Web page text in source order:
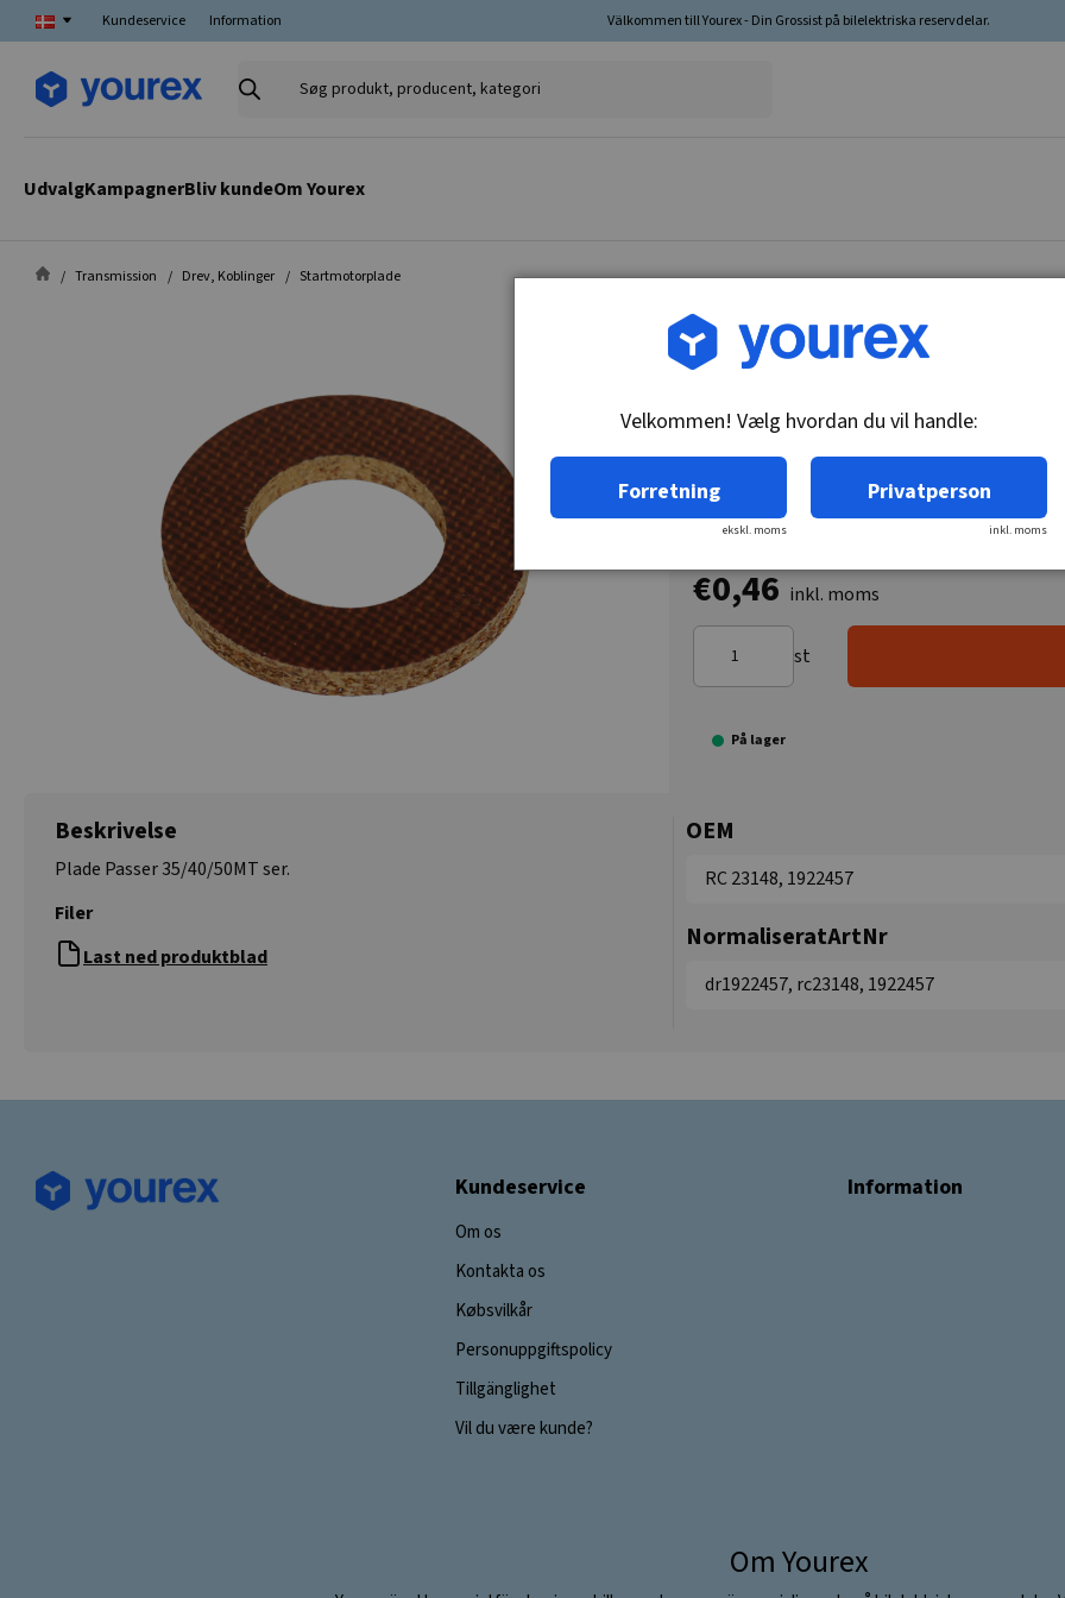
Kundeservice Information Välkommen till Yourex - Din Grossist på bilelektriska reservdelar.
Søg
UdvalgKampagnerBliv kundeOm Yourex
Transmission Drev, Koblinger Startmotorplade
Vare nr.: DR-1922457
€0,46 inkl. moms
st
På lager
Beskrivelse
Plade Passer 35/40/50MT ser.
Filer
Last ned produktblad
OEM
RC 23148, 1922457
NormaliseratArtNr
dr1922457, rc23148, 1922457
Kundeservice
Om os
Kontakta os
Købsvilkår
Personuppgiftspolicy
Tillgänglighet
Vil du være kunde?
Information
Om Yourex
Velkommen! Vælg hvordan du vil handle:
Forretning
ekskl. moms
Privatperson
inkl. moms